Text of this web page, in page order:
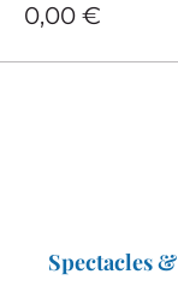
0,00 €
Spectacles